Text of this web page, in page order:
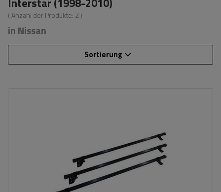
( Anzahl der Produkte: 2 )
in Nissan
Sortierung